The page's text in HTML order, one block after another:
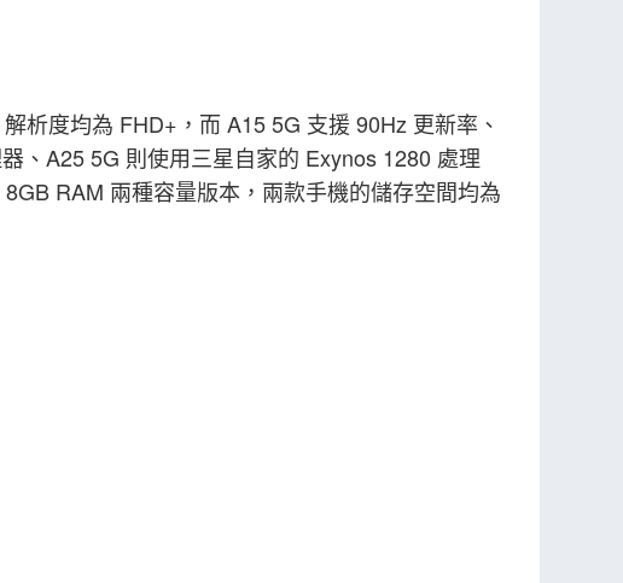
析度均為 FHD+，而 A15 5G 支援 90Hz 更新率、
、A25 5G 則使用三星自家的 Exynos 1280 處理
RAM 兩種容量版本，兩款手機的儲存空間均為